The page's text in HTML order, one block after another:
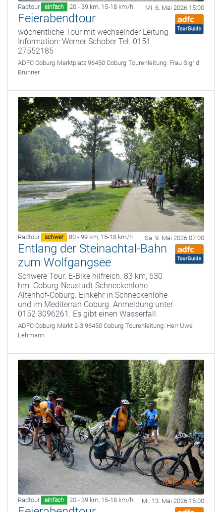
Radtour einfach 20 - 39 km, 15-18 km/h Mi. 6. Mai 2026 15:00
Feierabendtour
wöchentliche Tour mit wechselnder Leitung
Information: Werner Schober Tel. 0151
27552185
ADFC Coburg Marktplatz 96450 Coburg Tourenleitung: Frau Sigrid
Brunner
Radtour schwer 80 - 99 km, 15-18 km/h Sa. 9. Mai 2026 07:00
Entlang der Steinachtal-Bahn
zum Wolfgangsee
Schwere Tour. E-Bike hilfreich. 83 km, 630
hm. Coburg-Neustadt-Schneckenlohe-
Altenhof-Coburg. Einkehr in Schneckenlohe
und im Mediterran Coburg. Anmeldung unter
0152 3096261. Es gibt einen Wasserfall.
ADFC Coburg Markt 2-3 96450 Coburg Tourenleitung: Herr Uwe
Lehmann
Radtour einfach 20 - 39 km, 15-18 km/h Mi. 13. Mai 2026 15:00